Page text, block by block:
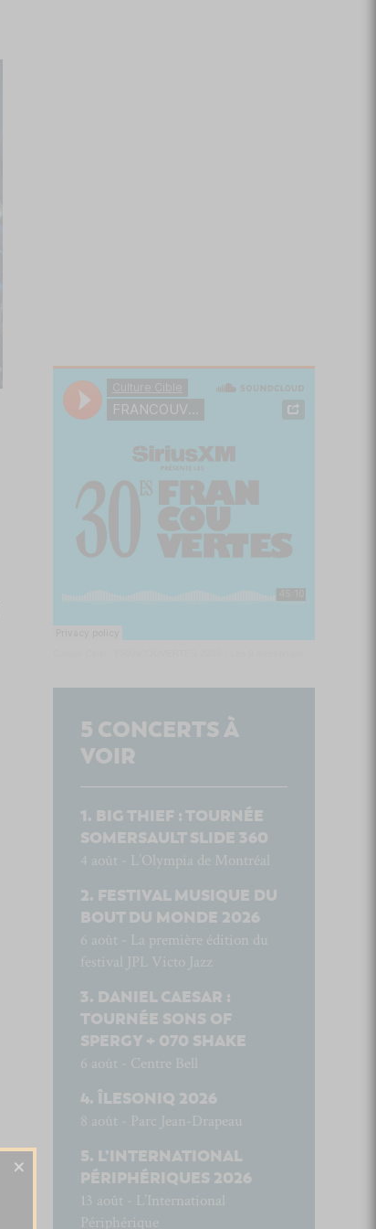
5 CONCERTS À
VOIR
BIG THIEF : TOURNÉE
SOMERSAULT SLIDE 360
4 août - L’Olympia de Montréal
FESTIVAL MUSIQUE DU
BOUT DU MONDE 2026
6 août - La première édition du
festival JPL Victo Jazz
DANIEL CAESAR :
TOURNÉE SONS OF
SPERGY + 070 SHAKE
6 août - Centre Bell
ÎLESONIQ 2026
8 août - Parc Jean-Drapeau
L’INTERNATIONAL
PÉRIPHÉRIQUES 2026
13 août - L’International
Périphérique
×